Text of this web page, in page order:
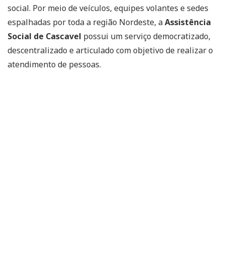
social. Por meio de veículos, equipes volantes e sedes
espalhadas por toda a região Nordeste, aAssistência
Social de Cascavel possui um serviço democratizado,
descentralizado e articulado com objetivo de realizar o
atendimento de pessoas.